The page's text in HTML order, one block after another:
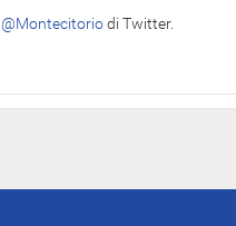
@Montecitoriodi Twitter.